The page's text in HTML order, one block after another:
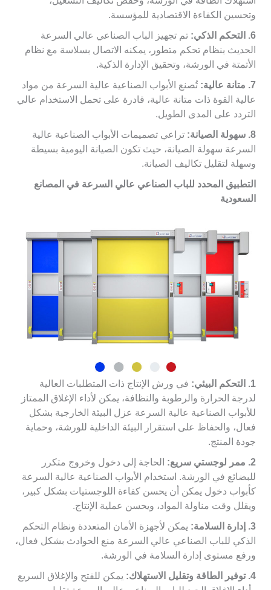
وتحسين الكفاءة الاقتصادية للمؤسسة.
6. التحكم الذكي:
تم تجهيز الباب الصناعي عالي السرعة
الحديث بنظام تحكم متطور، يمكنه الاتصال بسلاسة مع نظام
الأتمتة في الورشة، وتحقيق الإدارة الذكية.
7. متانة عالية:
تُصنع الأبواب الصناعية عالية السرعة من مواد
عالية القوة ذات متانة عالية، قادرة على تحمل الاستخدام عالي
التردد على المدى الطويل.
8. سهولة الصيانة:
تراعي تصميمات الأبواب الصناعية عالية
السرعة سهولة الصيانة، حيث تكون الصيانة اليومية بسيطة
وسهلة لتقليل تكاليف الصيانة.
التطبيق المحدد للباب الصناعي عالي السرعة في المصانع
السعودية
1. التحكم البيئي:
في ورش الإنتاج ذات المتطلبات العالية
لدرجة الحرارة والرطوبة والنظافة، يمكن لأداء الإغلاق الممتاز
للأبواب الصناعية عالية السرعة عزل البيئة الخارجية بشكل
فعال، والحفاظ على استقرار البيئة الداخلية للورشة، وحماية
جودة المنتج.
2. ممر لوجستي سريع:
الحاجة إلى دخول وخروج متكرر
للبضائع في الورشة. استخدام الأبواب الصناعية عالية السرعة
كأبواب دخول يمكن أن يحسن كفاءة اللوجستيات بشكل كبير،
ويقلل وقت مناولة المواد، ويحسن عملية الإنتاج.
3. إدارة السلامة:
يمكن لأجهزة الأمان المتعددة ونظام التحكم
الذكي للباب الصناعي عالي السرعة منع الحوادث بشكل فعال،
ورفع مستوى إدارة السلامة في الورشة.
4. توفير الطاقة وتقليل الاستهلاك:
يمكن للفتح والإغلاق السريع